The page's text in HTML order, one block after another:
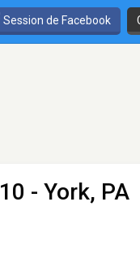
Session de Facebook
- York, PA